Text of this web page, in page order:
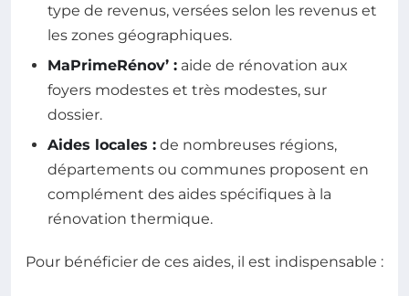
type de revenus, versées selon les revenus et
les zones géographiques.
MaPrimeRénov’ : aide de rénovation aux
foyers modestes et très modestes, sur
dossier.
Aides locales : de nombreuses régions,
départements ou communes proposent en
complément des aides spécifiques à la
rénovation thermique.
Pour bénéficier de ces aides, il est indispensable :